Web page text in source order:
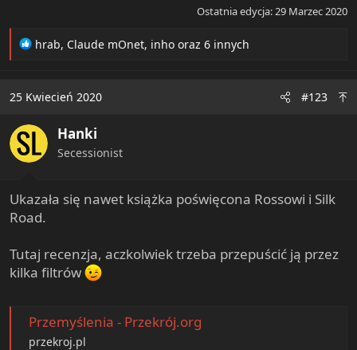
Ostatnia edycja:29 Marzec 2020
R
t
o
n
s
hrab, Claude mOnet, inho oraz 6 innych
25 Kwiecień 2020 #123
Hanki
Secessionist
Ukazała się nawet książka poświęcona Rossowi i Silk
Road.
Tutaj recenzja, aczkolwiek trzeba przepuścić ją przez
kilka filtrów
Przemyślenia - Przekrój.org
przekroj.pl